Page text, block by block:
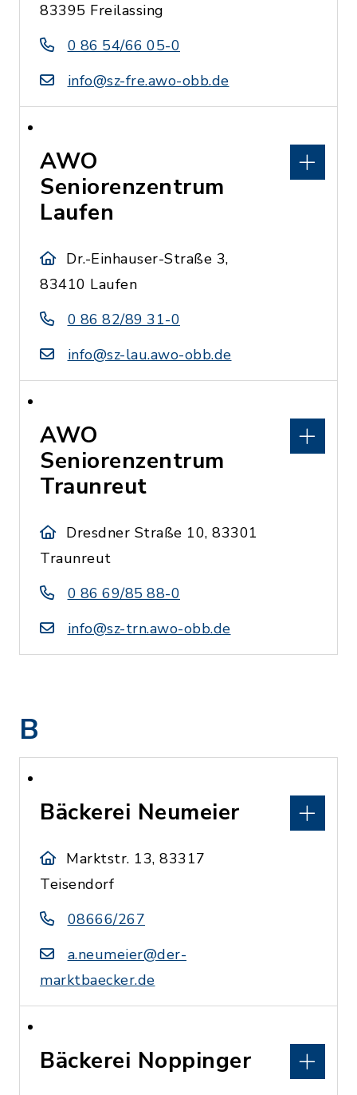
83395 Freilassing
0 86 54/66 05-0
info@sz-fre.awo-obb.de
AWO
Seniorenzentrum
Laufen
Dr.-Einhauser-Straße 3,
83410 Laufen
0 86 82/89 31-0
info@sz-lau.awo-obb.de
AWO
Seniorenzentrum
Traunreut
Dresdner Straße 10, 83301
Traunreut
0 86 69/85 88-0
info@sz-trn.awo-obb.de
B
Bäckerei Neumeier
Marktstr. 13, 83317
Teisendorf
08666/267
a.neumeier@der-
marktbaecker.de
Bäckerei Noppinger